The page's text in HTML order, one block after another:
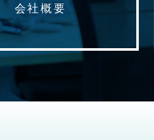
会社概要